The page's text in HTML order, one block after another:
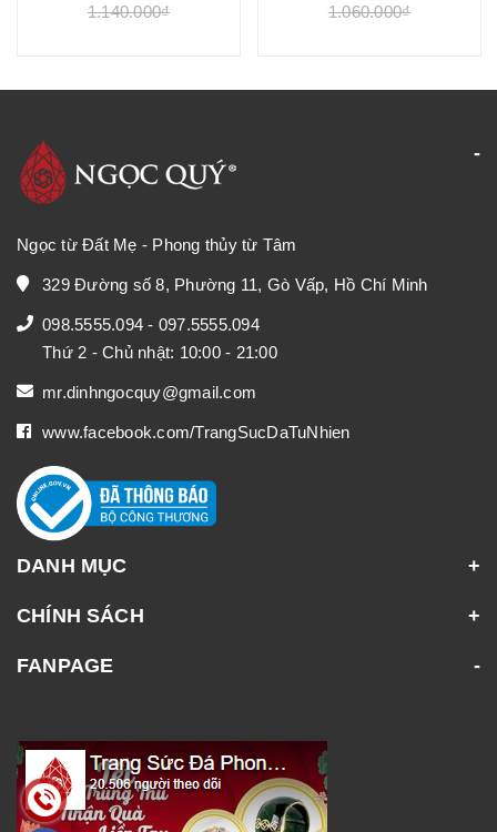
1.140.000₫
1.060.000₫
Ngọc từ Đất Mẹ - Phong thủy từ Tâm
329 Đường số 8, Phường 11, Gò Vấp, Hồ Chí Minh
098.5555.094 - 097.5555.094
Thứ 2 - Chủ nhật: 10:00 - 21:00
mr.dinhngocquy@gmail.com
www.facebook.com/TrangSucDaTuNhien
DANH MỤC
CHÍNH SÁCH
FANPAGE